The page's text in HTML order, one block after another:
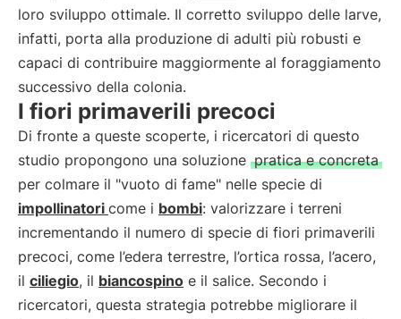
loro sviluppo ottimale. Il corretto sviluppo delle larve,
infatti, porta alla produzione di adulti più robusti e
capaci di contribuire maggiormente al foraggiamento
successivo della colonia.
I fiori primaverili precoci
Di fronte a queste scoperte, i ricercatori di questo
studio propongono una soluzione pratica e concreta
per colmare il "vuoto di fame" nelle specie di
impollinatori come i bombi: valorizzare i terreni
incrementando il numero di specie di fiori primaverili
precoci, come l’edera terrestre, l’ortica rossa, l’acero,
il ciliegio, il biancospino e il salice. Secondo i
ricercatori, questa strategia potrebbe migliorare il